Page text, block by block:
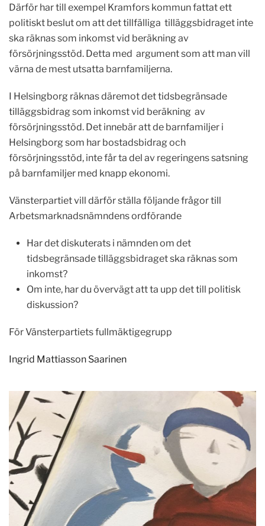
Därför har till exempel Kramfors kommun fattat ett
politiskt beslut om att det tillfälliga tilläggsbidraget inte
ska räknas som inkomst vid beräkning av
försörjningsstöd. Detta med argument som att man vill
värna de mest utsatta barnfamiljerna.
I Helsingborg räknas däremot det tidsbegränsade
tilläggsbidrag som inkomst vid beräkning av
försörjningsstöd. Det innebär att de barnfamiljer i
Helsingborg som har bostadsbidrag och
försörjningsstöd, inte får ta del av regeringens satsning
på barnfamiljer med knapp ekonomi.
Vänsterpartiet vill därför ställa följande frågor till
Arbetsmarknadsnämndens ordförande
Har det diskuterats i nämnden om det
tidsbegränsade tilläggsbidraget ska räknas som
inkomst?
Om inte, har du övervägt att ta upp det till politisk
diskussion?
För Vänsterpartiets fullmäktigegrupp
Ingrid Mattiasson Saarinen